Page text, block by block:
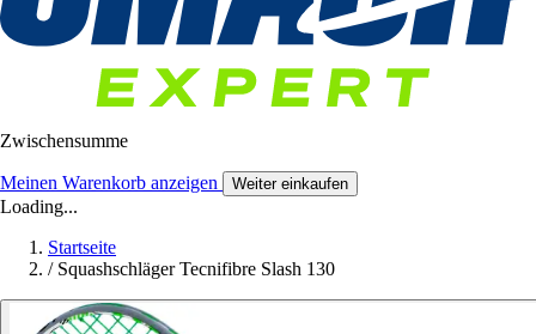
Zwischensumme
Meinen Warenkorb anzeigen Weiter einkaufen
Loading...
Startseite
/ Squashschläger Tecnifibre Slash 130